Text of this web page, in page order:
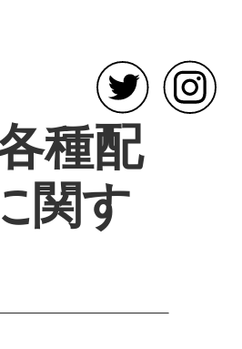
種配
関す